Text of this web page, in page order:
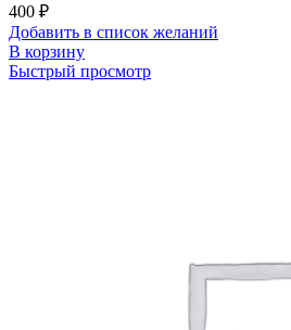
400 ₽
Добавить в список желаний
В корзину
Быстрый просмотр